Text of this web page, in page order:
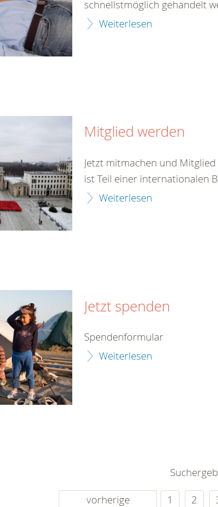
schnellstmöglich gehandelt
Weiterlesen
Mitglied werden
Jetzt mitmachen und
ist Teil einer internationalen
Weiterlesen
Jetzt spenden
Spendenformular
Weiterlesen
vorherige
1 2